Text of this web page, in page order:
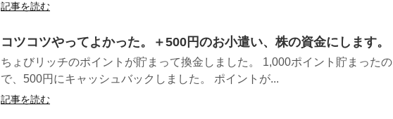
記事を読む
コツコツやってよかった。＋500円のお小遣い、株の資金にします。
ちょびリッチのポイントが貯まって換金しました。 1,000ポイント貯まったの
で、500円にキャッシュバックしました。 ポイントが...
記事を読む